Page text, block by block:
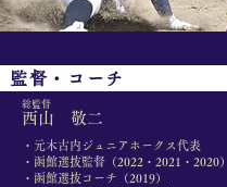
・コーチ
​総監督
​西山 敬二
・元木古内ジュニアホークス代表
・函館選抜監督（2022・2021・2020）
・函館選抜コーチ（2019）